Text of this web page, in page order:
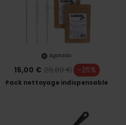
Agotado
15,00 € 20,00 € -25%
Pack nettoyage indispensable